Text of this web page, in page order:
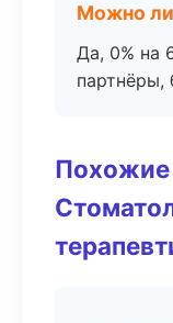
Можно ли
Да, 0% на
партнёры,
Похожие